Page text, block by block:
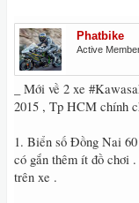
Phatbike
Active
_ Mới về 2 xe
2015 , Tp HCM chính
1. Biển số Đồng Nai
có gắn thêm ít đồ chơi
trên xe .